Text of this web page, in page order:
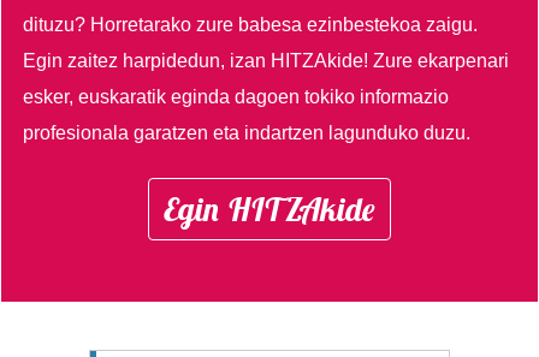
dituzu? Horretarako zure babesa ezinbestekoa zaigu.
Egin zaitez harpidedun, izan HITZAkide!Zure ekarpenari
esker, euskaratik eginda dagoen tokiko informazio
profesionala garatzen eta indartzen lagunduko duzu.
Egin HITZAkide